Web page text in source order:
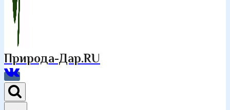
Природа-Дар.RU